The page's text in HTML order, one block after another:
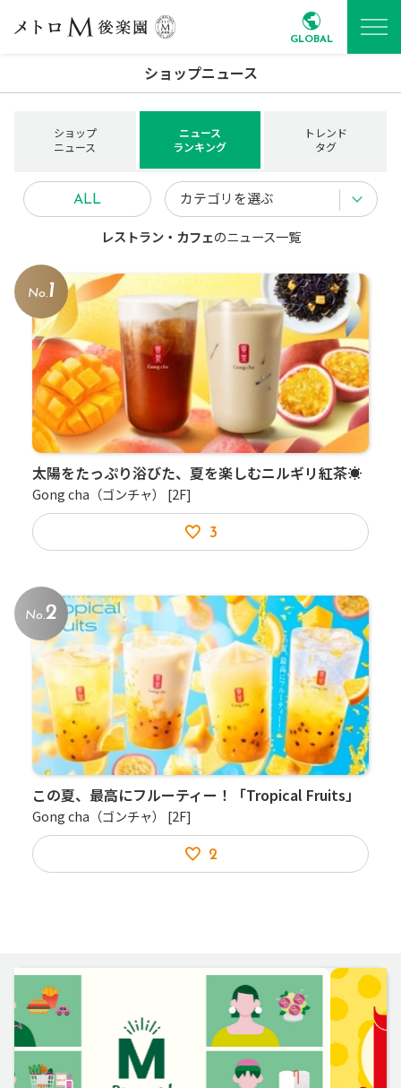
GLOBAL
ショップニュース
ショップ
ニュース
ニュース
ランキング
トレンド
タグ
カテゴリを選ぶ
ALL
レストラン・カフェのニュース一覧
No.1
太陽をたっぷり浴びた、夏を楽しむニルギリ紅茶☀️
Gong cha（ゴンチャ） [2F]
3
No.2
この夏、最⾼にフルーティー！「Tropical Fruits」
Gong cha（ゴンチャ） [2F]
2